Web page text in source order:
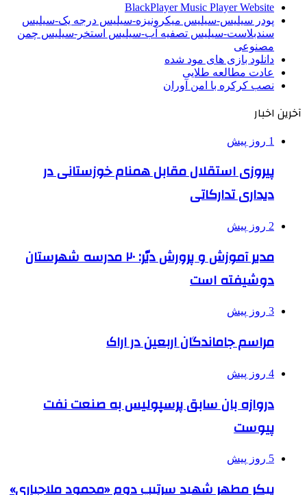
BlackPlayer Music Player Website
پودر سیلیس-سیلیس میکرونیزه-سیلیس درجه یک-سیلیس
سندبلاست-سیلیس تصفیه آب-سیلیس استخر-سیلیس چمن
مصنوعی
دانلود بازی های مود شده
عادت مطالعه طلایی
نصب کرکره با امن آوران
آخرین اخبار
1 روز پیش
پیروزی استقلال مقابل همنام خوزستانی در
دیداری تدارکاتی
2 روز پیش
مدیر آموزش و پرورش دیّر: ۲۰ مدرسه شهرستان
دوشیفته است
3 روز پیش
مراسم جاماندگان اربعین در اراک
4 روز پیش
دروازه بان سابق پرسپولیس به صنعت نفت
پیوست
5 روز پیش
پیکر مطهر شهید سرتیپ دوم «محمود ملاجباری»